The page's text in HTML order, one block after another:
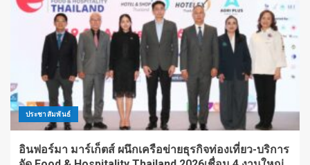
ประชาสัมพันธ์
อินฟอร์มา มาร์เก็ตส์ ผนึกเครือข่ายธุรกิจท่องเที่ยว-บริการ